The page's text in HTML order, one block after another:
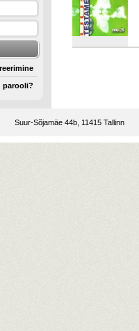
parooli?
Suur-Sõjamäe 44b, 11415 Tallinn